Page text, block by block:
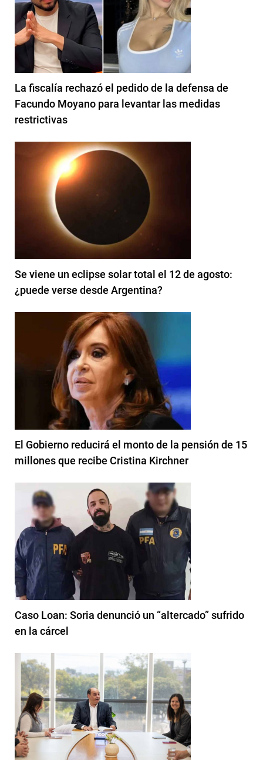
La fiscalía rechazó el pedido de la defensa de
Facundo Moyano para levantar las medidas
restrictivas
Se viene un eclipse solar total el 12 de agosto:
¿puede verse desde Argentina?
El Gobierno reducirá el monto de la pensión de 15
millones que recibe Cristina Kirchner
Caso Loan: Soria denunció un “altercado” sufrido
en la cárcel